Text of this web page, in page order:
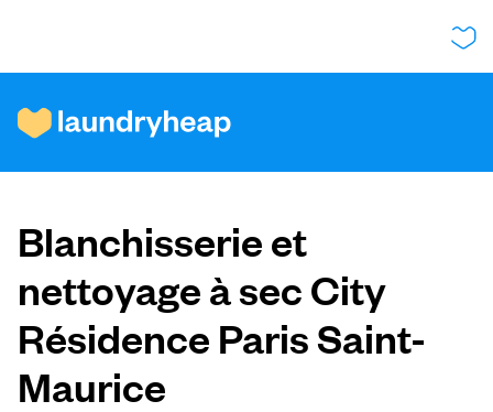
Comment ça fonctionne
Prix et services
À propos de nous
Blanchisserie et
nettoyage à sec City
Résidence Paris Saint-
Maurice